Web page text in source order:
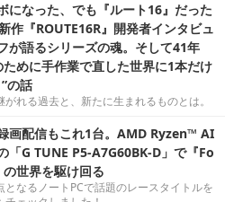
になった、でも『ルート16』だった
作『ROUTE16R』開発者インタビュ
が語るシリーズの魂。そして41年
めに手作業で直した世界に1本だけ
の話
れる過去と、新たに生まれるものとは。
画配信もこれ1台。AMD Ryzen™ AI
「G TUNE P5-A7G60BK-D」で『Fo
世界を駆け回る
となるノートPCで話題のレースタイトルを